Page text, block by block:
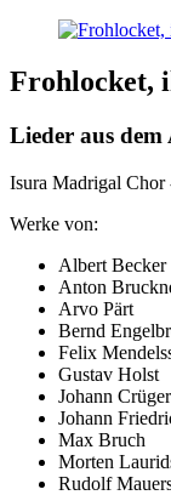
Frohlocket,
Lieder aus
Isura Madrigal Chor
Werke von:
Albert Becker
Anton
Arvo Pärt
Bernd
Felix
Gustav Holst
Johann Crüger
Johann
Max Bruch
Morten
Rudolf